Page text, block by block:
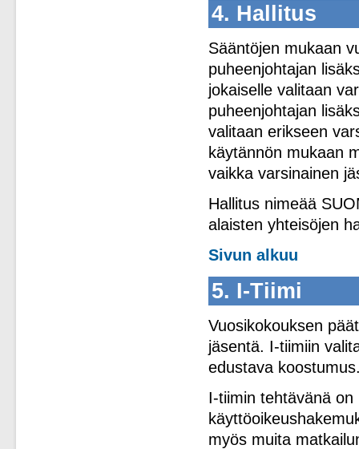
4. Hallitus
Sääntöjen mukaan
puheenjohtajan
jokaiselle valitaan
puheenjohtajan
valitaan erikseen
käytännön mukaan
vaikka varsinainen
Hallitus nimeää
alaisten yhteisöjen
Sivun alkuu
5. I-Tiimi
Vuosikokouksen
jäsentä. I-tiimiin
edustava
I-tiimin tehtävänä
myös muita